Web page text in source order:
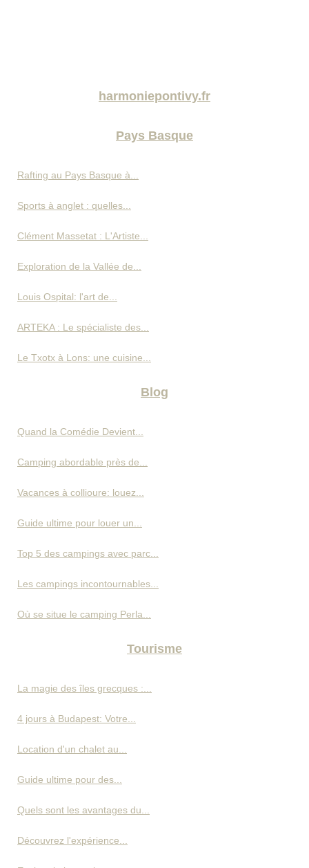
harmoniepontivy.fr
Pays Basque
Rafting au Pays Basque à...
Sports à anglet : quelles...
Clément Massetat : L'Artiste...
Exploration de la Vallée de...
Louis Ospital: l'art de...
ARTEKA : Le spécialiste des...
Le Txotx à Lons: une cuisine...
Blog
Quand la Comédie Devient...
Camping abordable près de...
Vacances à collioure: louez...
Guide ultime pour louer un...
Top 5 des campings avec parc...
Les campings incontournables...
Où se situe le camping Perla...
Tourisme
La magie des îles grecques :...
4 jours à Budapest: Votre...
Location d'un chalet au...
Guide ultime pour des...
Quels sont les avantages du...
Découvrez l'expérience...